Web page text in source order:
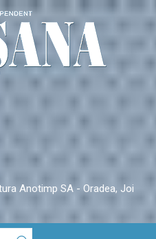
Anotimp SA - Oradea, Joi